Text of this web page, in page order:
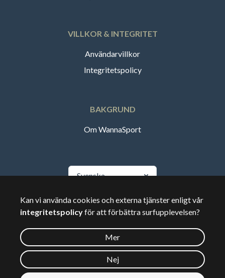
VILLKOR & INTEGRITET
Användarvillkor
Integritetspolicy
BAKGRUND
Om WannaSport
Svenska
🇸🇪Sverige
©2026Wannasport.dk
Kan vi använda cookies och externa tjänster enligt vår
integritetspolicyför att förbättra surfupplevelsen?
Mer
Nej